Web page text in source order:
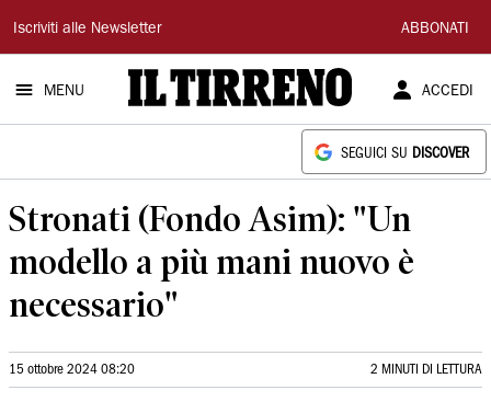
Il
Tirreno
Iscriviti alle Newsletter ABBONATI
MENU ACCEDI
SEGUICI SU DISCOVER
Stronati (Fondo Asim): "Un
modello a più mani nuovo è
necessario"
15 ottobre 2024 08:20 2 MINUTI DI LETTURA